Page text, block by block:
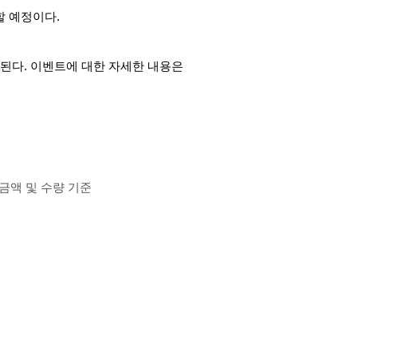
예정이다.
다. 이벤트에 대한 자세한 내용은
액 및 수량 기준